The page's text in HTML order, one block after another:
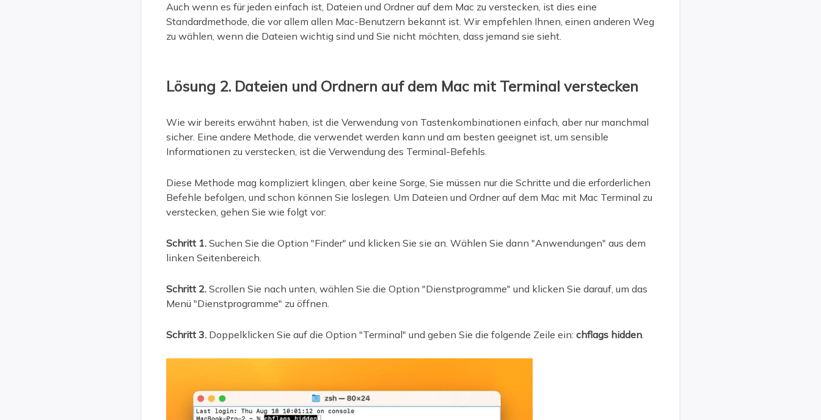
Auch wenn es für jeden einfach ist, Dateien und Ordner auf dem Mac zu verstecken, ist dies eine
Standardmethode, die vor allem allen Mac-Benutzern bekannt ist. Wir empfehlen Ihnen, einen anderen Weg
zu wählen, wenn die Dateien wichtig sind und Sie nicht möchten, dass jemand sie sieht.
Lösung 2. Dateien und Ordnern auf dem Mac mit Terminal verstecken
Wie wir bereits erwähnt haben, ist die Verwendung von Tastenkombinationen einfach, aber nur manchmal
sicher. Eine andere Methode, die verwendet werden kann und am besten geeignet ist, um sensible
Informationen zu verstecken, ist die Verwendung des Terminal-Befehls.
Diese Methode mag kompliziert klingen, aber keine Sorge, Sie müssen nur die Schritte und die erforderlichen
Befehle befolgen, und schon können Sie loslegen. Um Dateien und Ordner auf dem Mac mit Mac Terminal zu
verstecken, gehen Sie wie folgt vor:
Schritt 1. Suchen Sie die Option "Finder" und klicken Sie sie an. Wählen Sie dann "Anwendungen" aus dem
linken Seitenbereich.
Schritt 2. Scrollen Sie nach unten, wählen Sie die Option "Dienstprogramme" und klicken Sie darauf, um das
Menü "Dienstprogramme" zu öffnen.
Schritt 3. Doppelklicken Sie auf die Option "Terminal" und geben Sie die folgende Zeile ein: chflags hidden.